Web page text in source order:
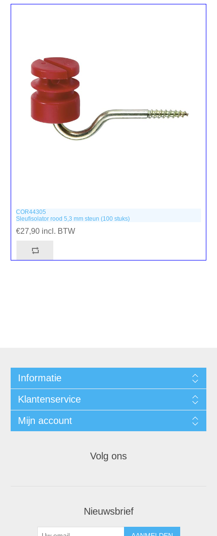
COR44305
Sleufisolator rood 5,3 mm steun (100 stuks)
€27,90 incl. BTW
Informatie
Klantenservice
Mijn account
Volg ons
Nieuwsbrief